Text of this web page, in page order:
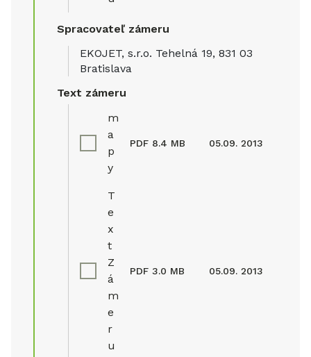
Spracovateľ zámeru
EKOJET, s.r.o. Tehelná 19, 831 03
Bratislava
Text zámeru
m
a
p
y
PDF 8.4 MB 05.09. 2013
T
e
x
t
Z
á
m
e
r
u
PDF 3.0 MB 05.09. 2013